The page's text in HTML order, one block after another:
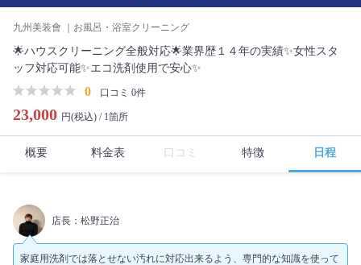
九州美装會 ｜お風呂・浴室クリーニング
🌟ハウスクリーニング全般対応🌟業界歴１４年の実績✨女性スタ
ッフ対応可能✨エコ洗剤使用で安心✨
0 口コミ 0件
23,000 円(税込) / 1箇所
概要 料金表 口コミ 特徴 日程
店長：松野正治
家庭用洗剤では落とせない汚れに対応出来るよう、専門的な知識を使って